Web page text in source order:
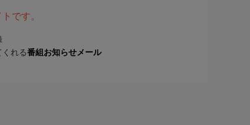
です。
れる番組お知らせメール